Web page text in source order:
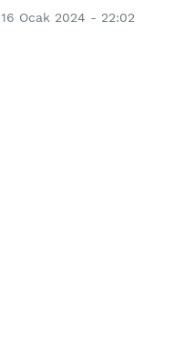
16 Ocak 2024 - 22:02